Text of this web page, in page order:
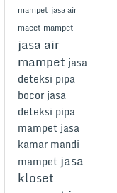
mampet jasa air
macet mampet
jasa air
mampet jasa
deteksi pipa
bocor jasa
deteksi pipa
mampet jasa
kamar mandi
mampet jasa
kloset